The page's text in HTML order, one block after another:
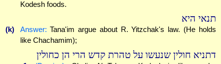
Kodesh foods.
תנאי היא
(k) Answer: Tana'im argue about R. Yitzchak's law. (He holds
like Chachamim);
דתניא חולין שנעשו על טהרת קדש הרי הן כחולין